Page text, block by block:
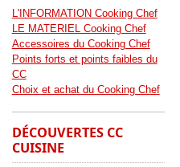
L'INFORMATION Cooking Chef
LE MATERIEL Cooking Chef
Accessoires du Cooking Chef
Points forts et points faibles du
CC
Choix et achat du Cooking Chef
DÉCOUVERTES CC
CUISINE